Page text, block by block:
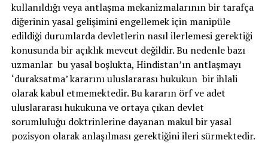
kullanıldığı veya antlaşma mekanizmalarının bir tarafça
diğerinin yasal gelişimini engellemek için manipüle
edildiği durumlarda devletlerin nasıl ilerlemesi gerektiği
konusunda bir açıklık mevcut değildir. Bu nedenle bazı
uzmanlar bu yasal boşlukta, Hindistan’ın antlaşmayı
‘duraksatma’ kararını uluslararası hukukun bir ihlali
olarak kabul etmemektedir. Bu kararın örf ve adet
uluslararası hukukuna ve ortaya çıkan devlet
sorumluluğu doktrinlerine dayanan makul bir yasal
pozisyon olarak anlaşılması gerektiğini ileri sürmektedir.